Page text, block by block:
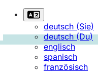
deutsch (Sie)
deutsch (Du)
englisch
spanisch
französisch